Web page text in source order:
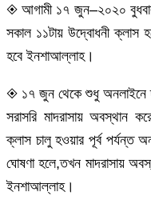
◈ আগামী ১৭ জুন–২০২০
সকাল ১১টায় উদ্বোধনী ক্লাস
হবে ইনশাআল্লাহ।
◈ ১৭ জুন থেকে শুধু অনলাইনে
সরাসরি মাদরাসায় অবস্থান
ক্লাস চালু হওয়ার পূর্ব পর্যন্ত
ঘোষণা হলে,তখন মাদরাসায়
ইনশাআল্লাহ।